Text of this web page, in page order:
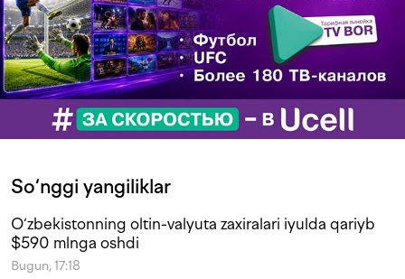
So‘nggi yangiliklar
O‘zbekistonning oltin-valyuta zaxiralari iyulda qariyb
$590 mlnga oshdi
Bugun, 17:18